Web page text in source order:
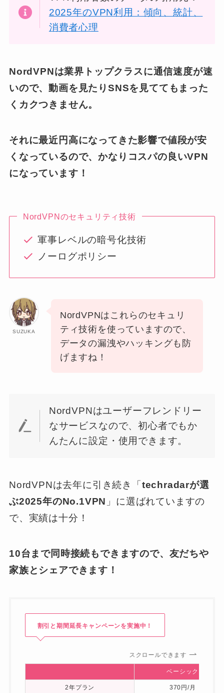
2025年のVPN利用：傾向、統計、
消費者心理
NordVPNは業界トップクラスに通信速度が速
いので、動画を見たりSNSを見ててもまった
くカクつきません。
それに最近円高になってきた影響で値段が安
くなっているので、かなりコスパの良いVPN
になっています！
NordVPNのセキュリティ技術
軍事レベルの暗号化技術
ノーログポリシー
SUZUKA
NordVPNはこれらのセキュリ
ティ技術を使っていますので、
データの漏洩やハッキングも防
げますね！
NordVPNはユーザーフレンドリー
なサービスなので、初心者でもか
んたんに設定・使用できます。
NordVPNは去年に引き続き「 techradarが選
ぶ2025年のNo.1VPN 」に選ばれていますの
で、実績は十分！
10台まで同時接続もできますので、友だちや
家族とシェアできます！
割引と期間延長キャンペーンを実施中！
スクロールできます
ベーシック
2年プラン
370円/月